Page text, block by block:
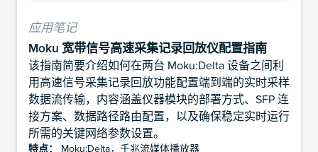
应用笔记
Moku 宽带信号高速采集记录回放仪配置指南
该指南简要介绍如何在两台 Moku:Delta 设备之间利
用高速信号采集记录回放功能配置端到端的实时采样
数据流传输，内容涵盖仪器模块的部署方式、SFP 连
接方案、数据路径路由配置，以及确保稳定实时运行
所需的关键网络参数设置。
特点： Moku:Delta，千兆流媒体播放器